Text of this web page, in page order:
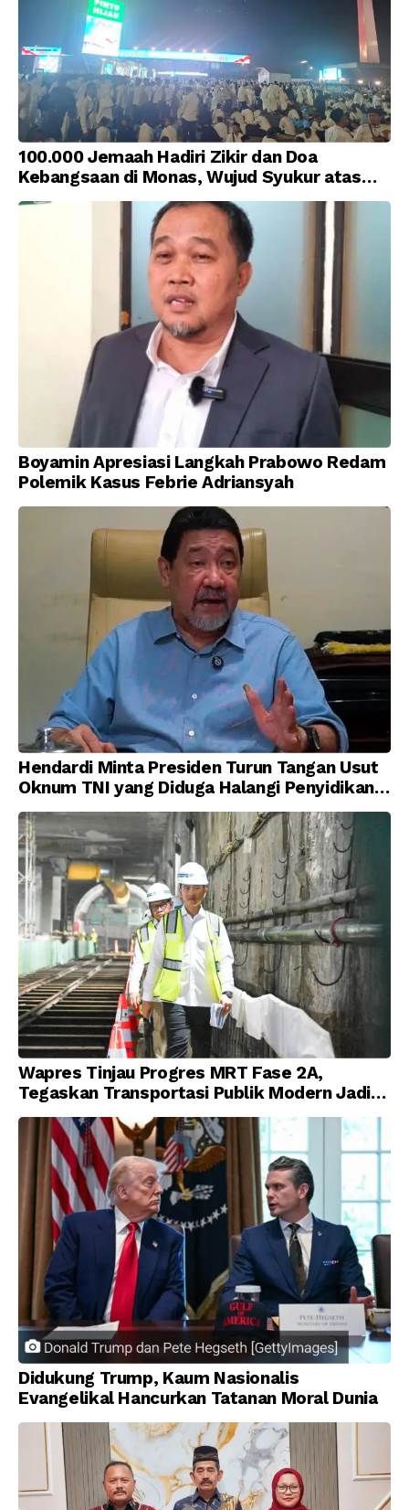
100.000 Jemaah Hadiri Zikir dan Doa
Kebangsaan di Monas, Wujud Syukur atas
Kemerdekaan Indonesia
Boyamin Apresiasi Langkah Prabowo Redam
Polemik Kasus Febrie Adriansyah
Hendardi Minta Presiden Turun Tangan Usut
Oknum TNI yang Diduga Halangi Penyidikan
Korupsi
Wapres Tinjau Progres MRT Fase 2A,
Tegaskan Transportasi Publik Modern Jadi
Prioritas Nasional
Didukung Trump, Kaum Nasionalis
Evangelikal Hancurkan Tatanan Moral Dunia